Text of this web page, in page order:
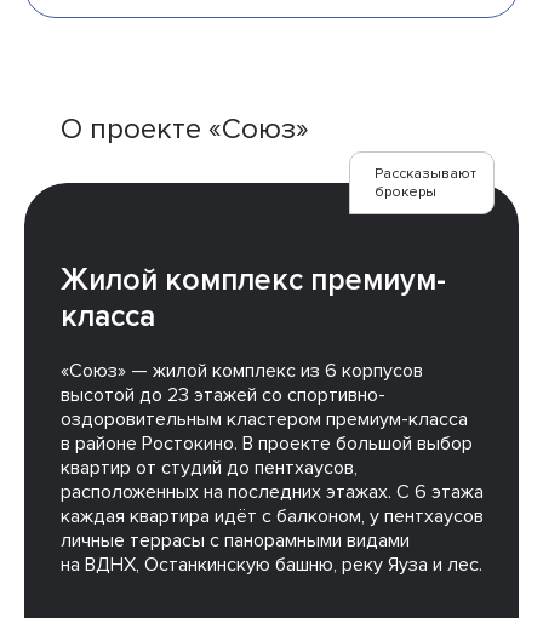
О проекте «Союз»
Рассказывают
брокеры
Жилой комплекс премиум-
класса
«Союз» — жилой комплекс из 6 корпусов
высотой до 23 этажей со спортивно-
оздоровительным кластером премиум-класса
в районе Ростокино. В проекте большой выбор
квартир от студий до пентхаусов,
расположенных на последних этажах. С 6 этажа
каждая квартира идёт с балконом, у пентхаусов
личные террасы с панорамными видами
на ВДНХ, Останкинскую башню, реку Яуза и лес.